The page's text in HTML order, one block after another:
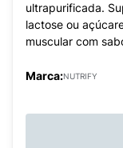
ultrapurificada.
lactose ou
muscular com
Marca:NUTRIFY